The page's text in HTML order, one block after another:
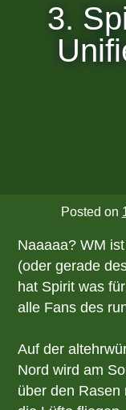
3.
Posted on
Naaaaa? WM
(oder gerade
hat Spirit was
alle Fans des
Auf der
Nord wird am
über den Rasen